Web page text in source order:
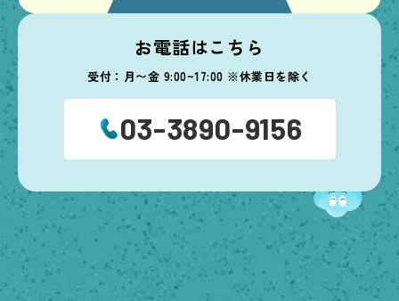
お電話はこちら
受付：月〜金 9:00~17:00 ※休業日を除く
03-3890-9156